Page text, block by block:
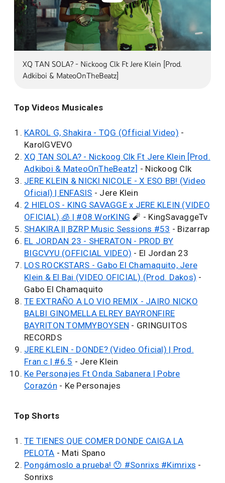
XQ TAN SOLA? - Nickoog Clk Ft Jere Klein [Prod.
Adkiboi & MateoOnTheBeatz]
Top Videos Musicales
KAROL G, Shakira - TQG (Official Video) -
KarolGVEVO
XQ TAN SOLA? - Nickoog Clk Ft Jere Klein [Prod.
Adkiboi & MateoOnTheBeatz] - Nickoog Clk
JERE KLEIN & NICKI NICOLE - X ESO BB! (Video
Oficial) | ENFASIS - Jere Klein
2 HIELOS - KING SAVAGGE x JERE KLEIN (VIDEO
OFICIAL) 🧊 | #08 WorKING 🧨 - KingSavaggeTv
SHAKIRA || BZRP Music Sessions #53 - Bizarrap
EL JORDAN 23 - SHERATON - PROD BY
BIGCVYU (OFFICIAL VIDEO) - El Jordan 23
LOS ROCKSTARS - Gabo El Chamaquito, Jere
Klein & El Bai (VIDEO OFICIAL) (Prod. Dakos) -
Gabo El Chamaquito
TE EXTRAÑO A LO VIO REMIX - JAIRO NICKO
BALBI GINOMELLA ELREY BAYRONFIRE
BAYRITON TOMMYBOYSEN - GRINGUITOS
RECORDS
JERE KLEIN - DONDE? (Video Oficial) | Prod.
Fran c | #6.5 - Jere Klein
Ke Personajes Ft Onda Sabanera | Pobre
Corazón - Ke Personajes
Top Shorts
TE TIENES QUE COMER DONDE CAIGA LA
PELOTA - Mati Spano
Pongámoslo a prueba! 😯 #Sonrixs #Kimrixs -
Sonrixs